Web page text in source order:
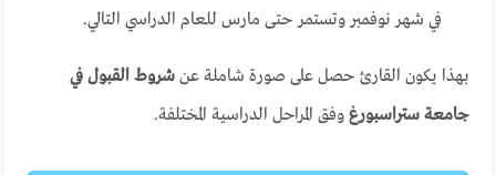
في شهر نوفمبر وتستمر حتى مارس للعام الدراسي التالي.
بهذا يكون القارئ حصل على صورة شاملة عنشروط القبول في
جامعة ستراسبورغ وفق المراحل الدراسية المختلفة.